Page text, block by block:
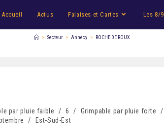
Accueil Actus Falaises et Cartes Les 8/9
> Secteur > Annecy > ROCHE DE ROUX
par pluie faible / 6 / Grimpable par pluie forte /
/ Est-Sud-Est